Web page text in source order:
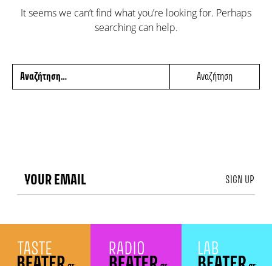
It seems we can’t find what you’re looking for. Perhaps
searching can help.
SIGN UP